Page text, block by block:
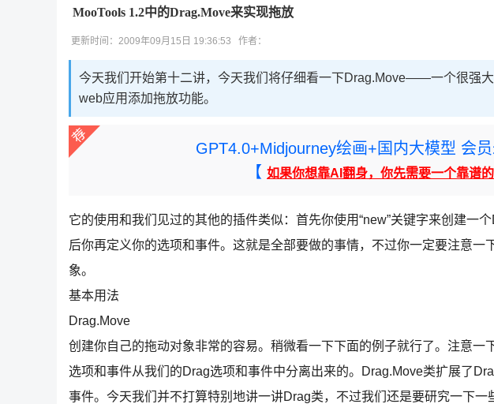
MooTools 1.2中的Drag.Move来实现拖放
更新时间：2009年09月15日 19:36:53 作者：
今天我们开始第十二讲，今天我们将仔细看一下Drag.Move——一个很强
web应用添加拖放功能。
GPT4.0+Midjourney绘画+国内大模型 会员
【 如果你想靠AI翻身，你先需要一个靠谱的
它的使用和我们见过的其他的插件类似：首先你使用“new”关键字来创建一
后你再定义你的选项和事件。这就是全部要做的事情，不过你一定要注意一
象。
基本用法
Drag.Move
创建你自己的拖动对象非常的容易。稍微看一下下面的例子就行了。注意一
选项和事件从我们的Drag选项和事件中分离出来的。Drag.Move类扩展了
事件。今天我们并不打算特别地讲一讲Drag类，不过我们还是要研究一下